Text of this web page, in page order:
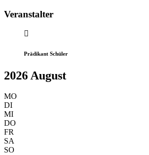
Veranstalter
Prädikant Schüler
2026 August
MO
DI
MI
DO
FR
SA
SO